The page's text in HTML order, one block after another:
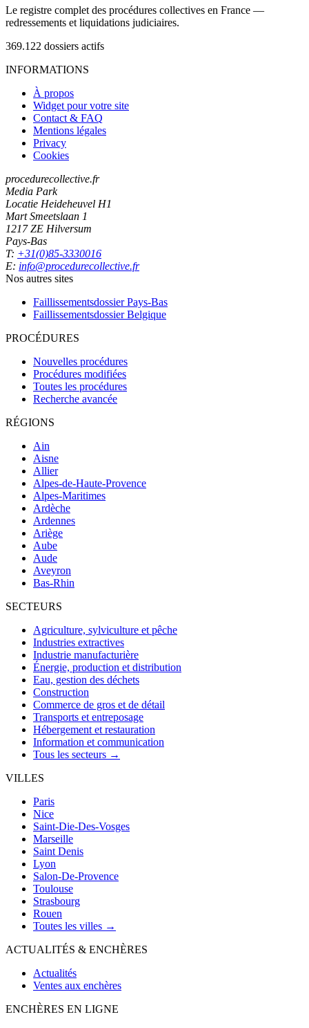
Le registre complet des procédures collectives en France —
redressements et liquidations judiciaires.
369.122 dossiers actifs
INFORMATIONS
À propos
Widget pour votre site
Contact & FAQ
Mentions légales
Privacy
Cookies
procedurecollective.fr
Media Park
Locatie Heideheuvel H1
Mart Smeetslaan 1
1217 ZE Hilversum
Pays-Bas
T: +31(0)85-3330016
E: info@procedurecollective.fr
Nos autres sites
Faillissementsdossier Pays-Bas
Faillissementsdossier Belgique
PROCÉDURES
Nouvelles procédures
Procédures modifiées
Toutes les procédures
Recherche avancée
RÉGIONS
Ain
Aisne
Allier
Alpes-de-Haute-Provence
Alpes-Maritimes
Ardèche
Ardennes
Ariège
Aube
Aude
Aveyron
Bas-Rhin
SECTEURS
Agriculture, sylviculture et pêche
Industries extractives
Industrie manufacturière
Énergie, production et distribution
Eau, gestion des déchets
Construction
Commerce de gros et de détail
Transports et entreposage
Hébergement et restauration
Information et communication
Tous les secteurs →
VILLES
Paris
Nice
Saint-Die-Des-Vosges
Marseille
Saint Denis
Lyon
Salon-De-Provence
Toulouse
Strasbourg
Rouen
Toutes les villes →
ACTUALITÉS & ENCHÈRES
Actualités
Ventes aux enchères
ENCHÈRES EN LIGNE